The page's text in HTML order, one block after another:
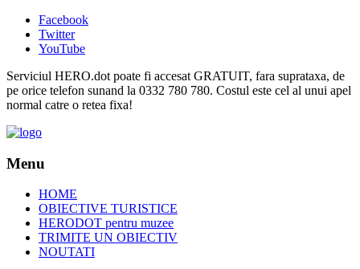
Facebook
Twitter
YouTube
Serviciul HERO.dot poate fi accesat GRATUIT, fara suprataxa, de
pe orice telefon sunand la 0332 780 780. Costul este cel al unui apel
normal catre o retea fixa!
Menu
HOME
OBIECTIVE TURISTICE
HERODOT pentru muzee
TRIMITE UN OBIECTIV
NOUTATI